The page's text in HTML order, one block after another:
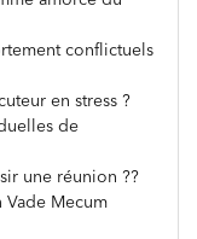
conflictuels
en stress ?
de
une réunion ??
Mecum